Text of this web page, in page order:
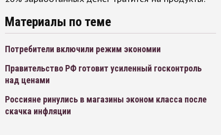
Материалы по теме
Потребители включили режим экономии
Правительство РФ готовит усиленный госконтроль
над ценами
Россияне ринулись в магазины эконом класса после
скачка инфляции